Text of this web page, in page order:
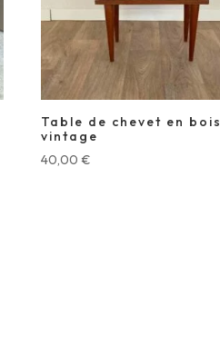
Table de chevet en bois
vintage
40,00€